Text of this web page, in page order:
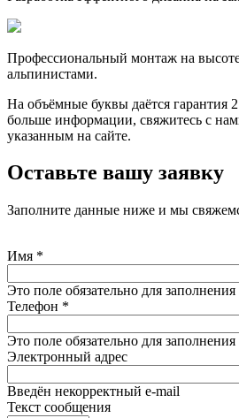
Профессиональный монтаж на
альпинистами.
На объёмные буквы даётся гарантия
больше информации, свяжитесь с
указанным на сайте.
Оставьте вашу заявку
Заполните данные ниже и мы
Имя *
Это поле обязательно для заполнения
Телефон *
Это поле обязательно для заполнения
Электронный адрес
Введён некорректный e-mail
Текст сообщения